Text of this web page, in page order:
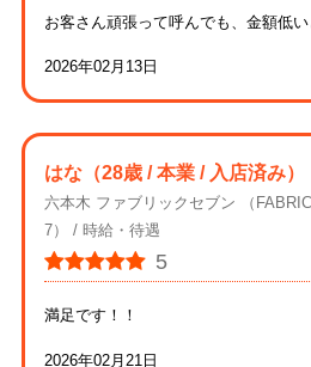
お客さん頑張って呼んでも、金額低
2026年02月13日
はな （28歳 / 本業 / 入店済み）
六本木 ファブリックセブン （
7）
時給・待遇
5
満足です！！
2026年02月21日